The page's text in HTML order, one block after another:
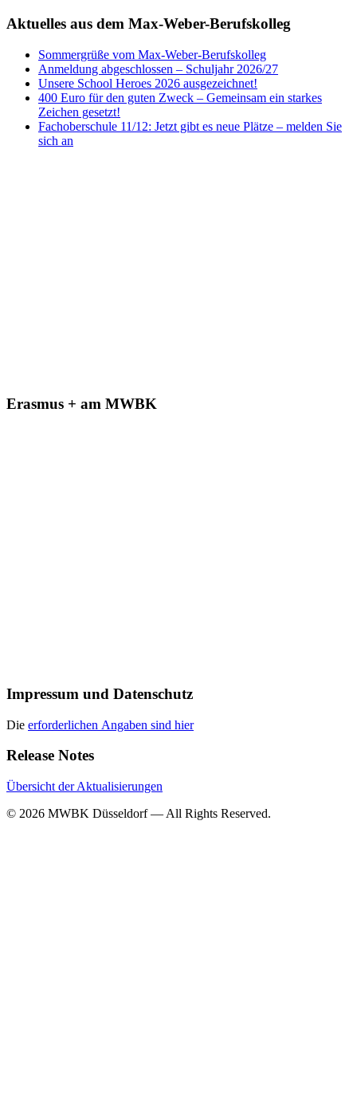
Aktuelles aus dem Max-Weber-Berufskolleg
Sommergrüße vom Max-Weber-Berufskolleg
Anmeldung abgeschlossen – Schuljahr 2026/27
Unsere School Heroes 2026 ausgezeichnet!
400 Euro für den guten Zweck – Gemeinsam ein starkes
Zeichen gesetzt!
Fachoberschule 11/12: Jetzt gibt es neue Plätze – melden Sie
sich an
Erasmus + am MWBK
Impressum und Datenschutz
Die erforderlichen Angaben sind hier
Release Notes
Übersicht der Aktualisierungen
© 2026 MWBK Düsseldorf — All Rights Reserved.